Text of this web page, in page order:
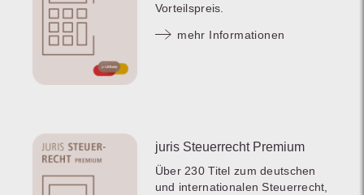
Vorteilspreis.
mehr Informationen
juris Steuerrecht Premium
Über 230 Titel zum deutschen
und internationalen Steuerrecht,